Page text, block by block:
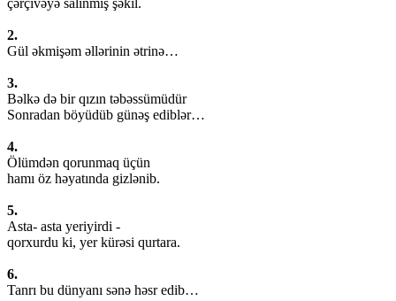
2.
Gül əkmişəm əllərinin ətrinə…
3.
Bəlkə də bir qızın təbəssümüdür
Sonradan böyüdüb günəş ediblər…
4.
Ölümdən qorunmaq üçün
hamı öz həyatında gizlənib.
5.
Asta- asta yeriyirdi -
qorxurdu ki, yer kürəsi qurtara.
6.
Tanrı bu dünyanı sənə həsr edib…